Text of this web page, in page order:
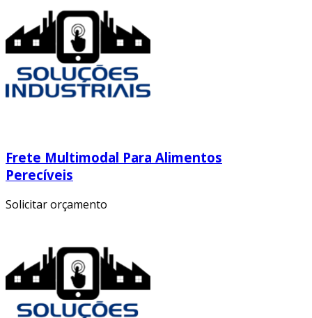
Frete Multimodal Para Alimentos
Perecíveis
Solicitar orçamento